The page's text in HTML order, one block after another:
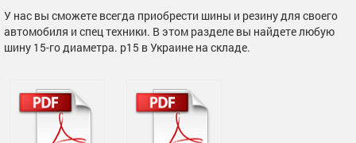
У нас вы сможете всегда приобрести шины и резину для своего
автомобиля и спец техники. В этом разделе вы найдете любую
шину 15-го диаметра. р15 в Украине на складе.